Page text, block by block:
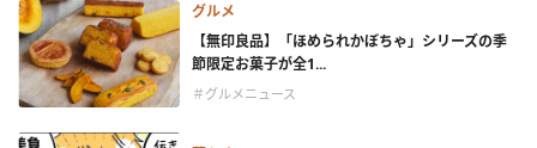
グルメ
【無印良品】「ほめられかぼちゃ」シリーズの季
節限定お菓子が全1...
＃グルメニュース